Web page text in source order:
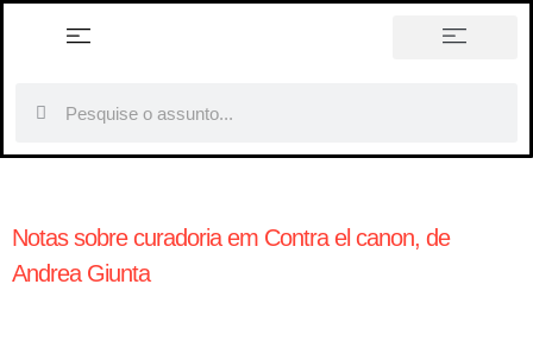
Notas sobre curadoria em Contra el canon, de
Andrea Giunta